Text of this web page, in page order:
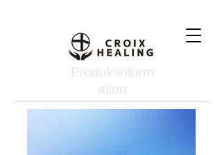
Produktinform
ation